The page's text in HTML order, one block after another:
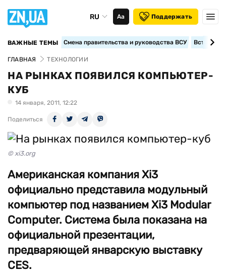
RU Аа Поддержать
ВАЖНЫЕ ТЕМЫ Смена правительства и руководства ВСУ
ГЛАВНАЯ ТЕХНОЛОГИИ
НА РЫНКАХ ПОЯВИЛСЯ КОМПЬЮТЕР-
КУБ
14 января, 2011, 12:22
Поделиться
© xi3.org
Американская компания Xi3
официально представила модульный
компьютер под названием Xi3 Modular
Computer. Система была показана на
официальной презентации,
предваряющей январскую выставку
CES.